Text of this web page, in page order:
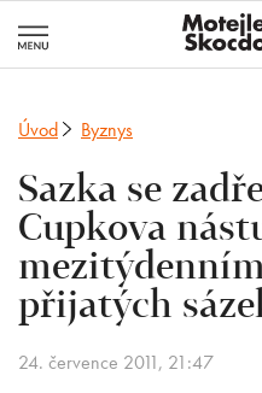
Úvod Byznys
Sazka se
Cupkova
přijatých
24. července 2011, 21:47